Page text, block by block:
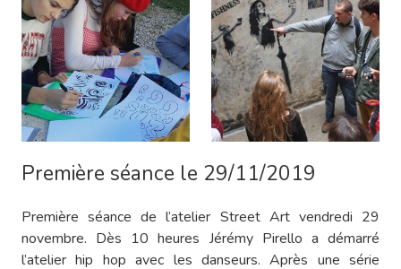
Première séance le 29/11/2019
Première séance de l’atelier Street Art vendredi 29
novembre. Dès 10 heures Jérémy Pirello a démarré
l’atelier hip hop avec les danseurs. Après une série